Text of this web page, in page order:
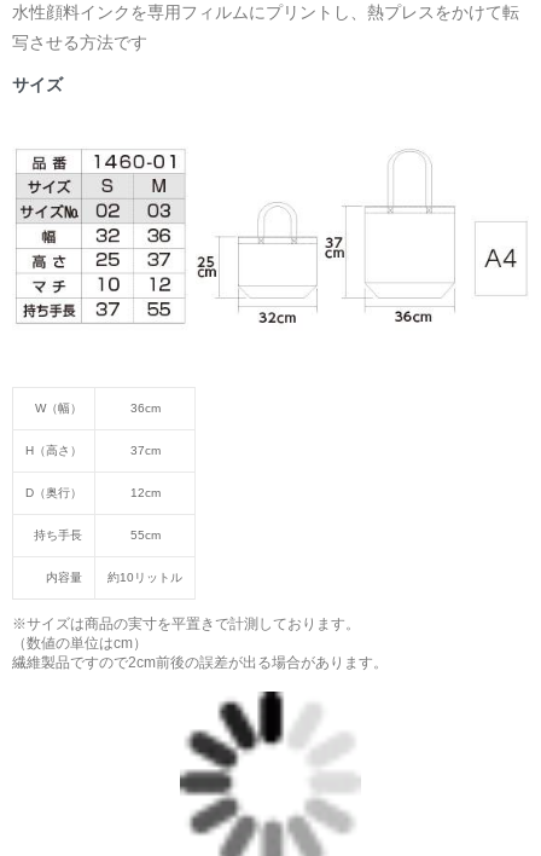
水性顔料インクを専用フィルムにプリントし、熱プレスをかけて転
写させる方法です
サイズ
W（幅） 36cm
H（高さ） 37cm
D（奥行） 12cm
持ち手長 55cm
内容量 約10リットル
※サイズは商品の実寸を平置きで計測しております。
（数値の単位はcm）
繊維製品ですので2cm前後の誤差が出る場合があります。